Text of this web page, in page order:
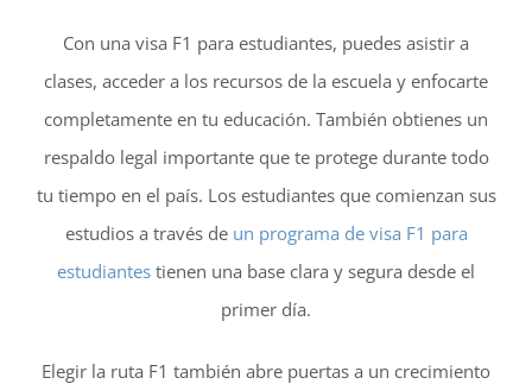
Con una visa F1 para estudiantes, puedes asistir a
clases, acceder a los recursos de la escuela y enfocarte
completamente en tu educación. También obtienes un
respaldo legal importante que te protege durante todo
tu tiempo en el país. Los estudiantes que comienzan sus
estudios a través de un programa de visa F1 para
estudiantes tienen una base clara y segura desde el
primer día.
Elegir la ruta F1 también abre puertas a un crecimiento